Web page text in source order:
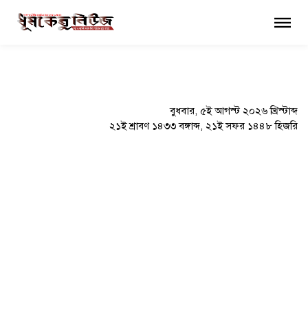
বুধবার, ৫ই আগস্ট ২০২৬ খ্রিস্টাব্দ
২১ই শ্রাবণ ১৪৩৩ বঙ্গাব্দ, ২১ই সফর ১৪৪৮ হিজরি
×